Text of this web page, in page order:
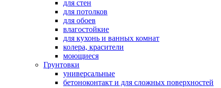
для стен
для потолков
для обоев
влагостойкие
для кухонь и ванных комнат
колера, красители
моющиеся
Грунтовки
универсальные
бетоноконтакт и для сложных поверхностей